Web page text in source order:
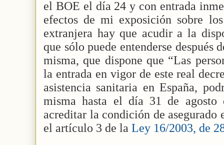
el BOE el día 24 y con entrada
efectos de mi exposición sobre
extranjera hay que acudir a la
que sólo puede entenderse después
misma, que dispone que “Las
la entrada en vigor de este real
asistencia sanitaria en España,
misma hasta el día 31 de agosto
acreditar la condición de asegurado
el artículo 3 de la Ley 16/2003, de